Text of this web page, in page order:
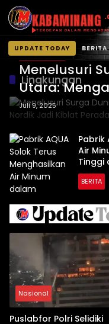
KABAMINANG
TERDEPAN DALAM
UPDATE TODAY BERITA
Langsung
konten
Lingkungan
POJOK OPINI
Menelusuri
Utara:
Jadi Kiblat
Juli 9, 2025
Pabrik
Air
Tinggi
BERITA
Nasional
Puslabfor Polri Selidiki